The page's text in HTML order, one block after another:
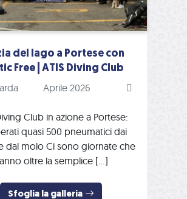
del lago a Portese con
Free | ATIS Diving Club
Aprile 2026
Club in azione a Portese:
quasi 500 pneumatici dai
dal molo Ci sono giornate che
oltre la semplice […]
Sfoglia la galleria